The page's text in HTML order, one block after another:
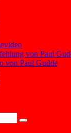
von Paul
von Paul Gudde